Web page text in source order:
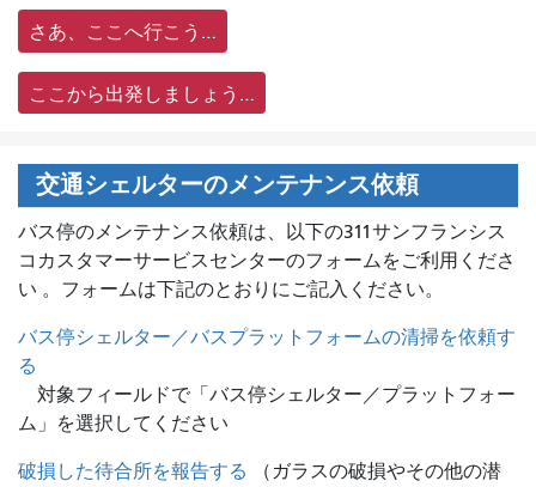
さあ、ここへ行こう…
ここから出発しましょう…
交通シェルターのメンテナンス依頼
バス停のメンテナンス依頼は、 以下の311サンフランシス
コカスタマーサービスセンターのフォームをご利用くださ
い 。フォームは下記のとおりにご記入ください。
バス停シェルター／バスプラットフォームの清掃を依頼す
る
対象フィールドで「バス停シェルター／プラットフォー
ム」を選択してください
破損した待合所を報告する
（ガラスの破損やその他の潜